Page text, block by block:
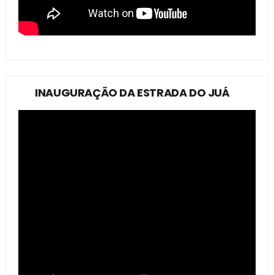
INAUGURAÇÃO DA ESTRADA DO JUÁ